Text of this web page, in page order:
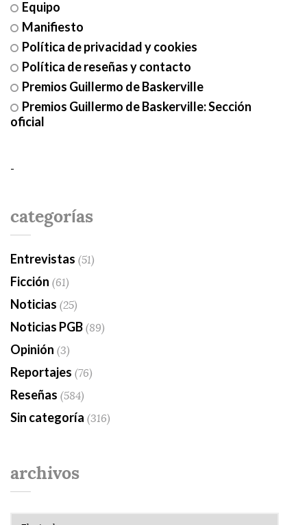
Equipo
Manifiesto
Política de privacidad y cookies
Política de reseñas y contacto
Premios Guillermo de Baskerville
Premios Guillermo de Baskerville: Sección
oficial
-
categorías
Entrevistas (51)
Ficción (61)
Noticias (25)
Noticias PGB(89)
Opinión (3)
Reportajes (76)
Reseñas (584)
Sin categoría (316)
archivos